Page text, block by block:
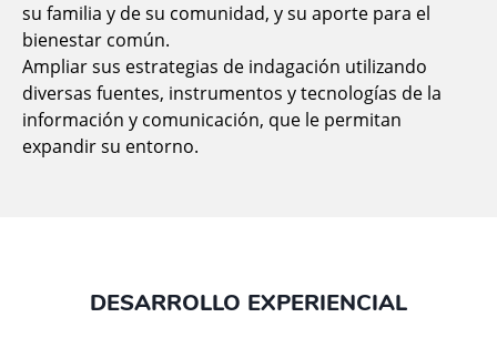
su familia y de su comunidad, y su aporte para el
bienestar común.
Ampliar sus estrategias de indagación utilizando
diversas fuentes, instrumentos y tecnologías de la
información y comunicación, que le permitan
expandir su entorno.
DESARROLLO EXPERIENCIAL